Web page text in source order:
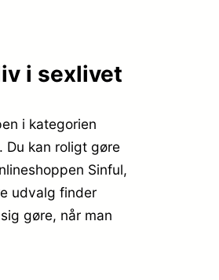
i sexlivet
i kategorien
Du kan roligt gøre
Sinful,
udvalg finder
gøre, når man